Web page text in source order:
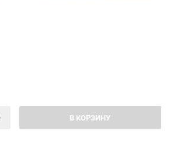
В КОРЗИНУ